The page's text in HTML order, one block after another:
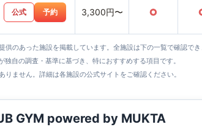
公式 予約 3,300円〜 ○
供のあった施設を掲載しています。全施設は下の一覧で確認でき
自の調査・基準に基づき、特におすすめする項目です。
ません。詳細は各施設の公式サイトをご確認ください。
GYM powered by MUKTA